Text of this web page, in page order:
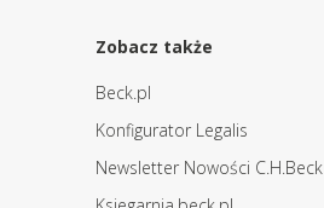
Zobacz także
Beck.pl
Konfigurator Legalis
Newsletter Nowości C.H.Beck